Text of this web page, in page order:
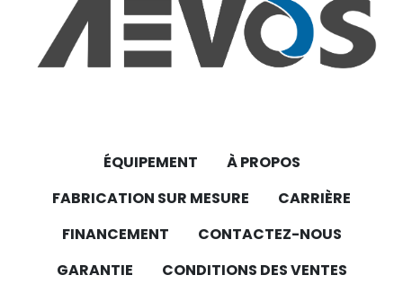
ÉQUIPEMENT
À PROPOS
FABRICATION SUR MESURE
CARRIÈRE
FINANCEMENT
CONTACTEZ-NOUS
GARANTIE
CONDITIONS DES VENTES